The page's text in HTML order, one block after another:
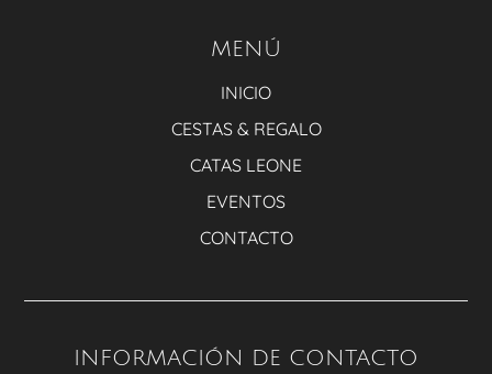
MENÚ
INICIO
CESTAS & REGALO
CATAS LEONE
EVENTOS
CONTACTO
INFORMACIÓN DE CONTACTO